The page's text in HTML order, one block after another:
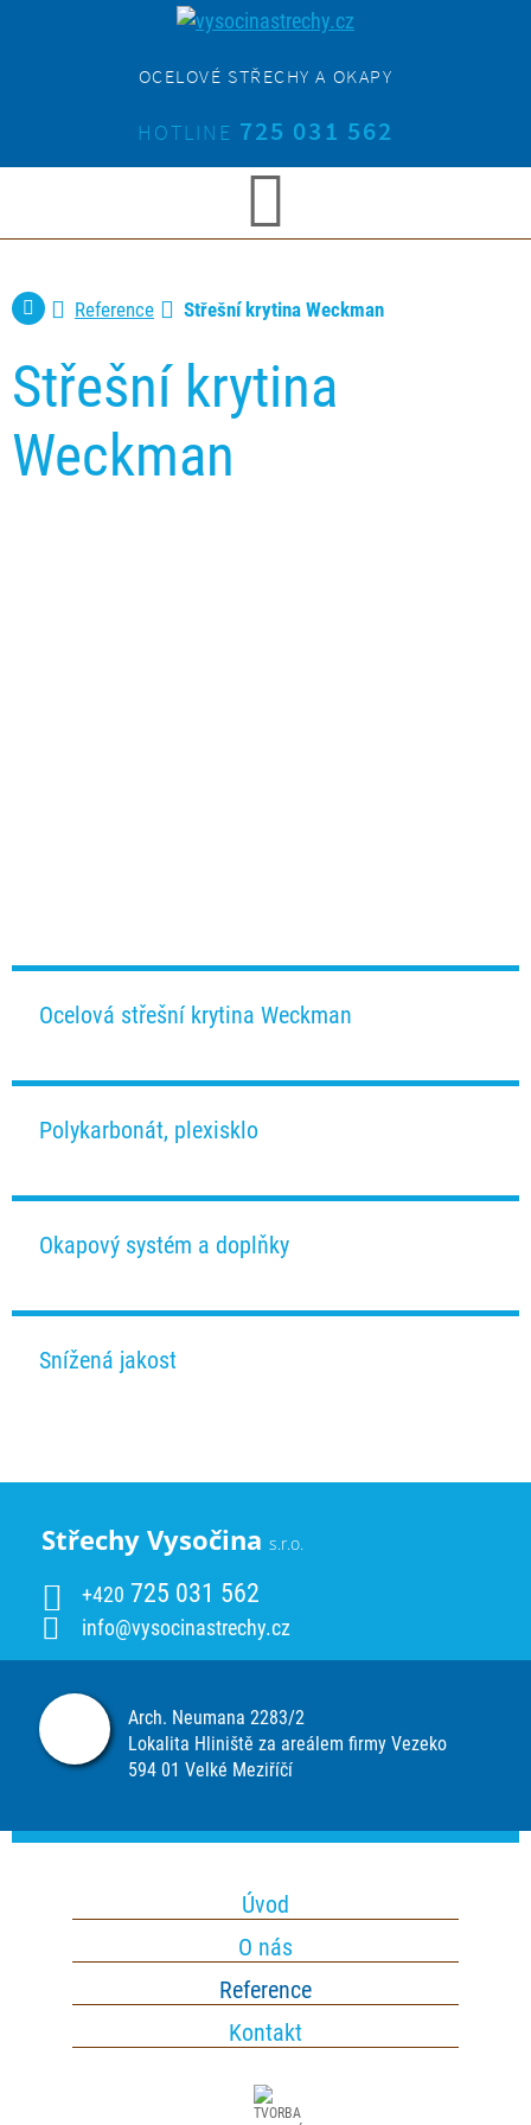
OCELOVÉ STŘECHY A OKAPY
HOTLINE 725 031 562
Reference Střešní krytina Weckman
Střešní krytina
Weckman
Ocelová střešní krytina Weckman
Polykarbonát, plexisklo
Okapový systém a doplňky
Snížená jakost
Střechy Vysočina s.r.o.
+420 725 031 562
info@vysocinastrechy.cz
Arch. Neumana 2283/2
Lokalita Hliniště za areálem firmy Vezeko
594 01 Velké Meziříčí
Úvod
O nás
Reference
Kontakt